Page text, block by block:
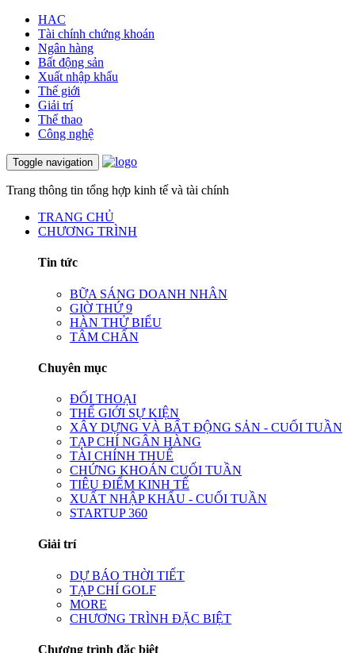
HAC
Tài chính chứng khoán
Ngân hàng
Bất động sản
Xuất nhập khẩu
Thế giới
Giải trí
Thể thao
Công nghệ
Toggle navigation
Trang thông tin tổng hợp kinh tế và tài chính
TRANG CHỦ
CHƯƠNG TRÌNH
Tin tức
BỮA SÁNG DOANH NHÂN
GIỜ THỨ 9
HÀN THỬ BIỂU
TÂM CHẤN
Chuyên mục
ĐỐI THOẠI
THẾ GIỚI SỰ KIỆN
XÂY DỰNG VÀ BẤT ĐỘNG SẢN - CUỐI TUẦN
TẠP CHÍ NGÂN HÀNG
TÀI CHÍNH THUẾ
CHỨNG KHOÁN CUỐI TUẦN
TIÊU ĐIỂM KINH TẾ
XUẤT NHẬP KHẨU - CUỐI TUẦN
STARTUP 360
Giải trí
DỰ BÁO THỜI TIẾT
TẠP CHÍ GOLF
MORE
CHƯƠNG TRÌNH ĐẶC BIỆT
Chương trình đặc biệt